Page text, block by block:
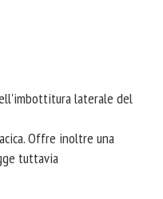
laterale del
Offre inoltre una
tuttavia